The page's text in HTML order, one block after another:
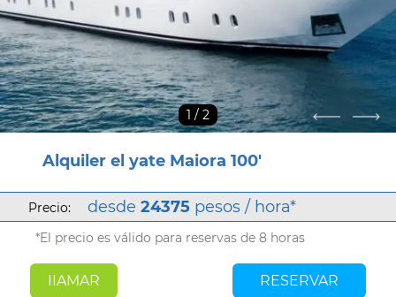
1 / 2
Alquiler el yate Maiora 100'
Precio: desde 24375 pesos / hora*
*El precio es válido para reservas de 8 horas
IIAMAR RESERVAR